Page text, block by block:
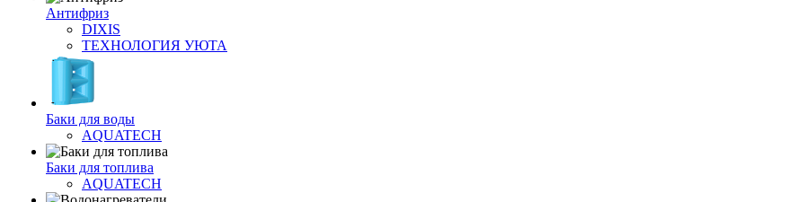
Антифриз
DIXIS
ТЕХНОЛОГИЯ УЮТА
Баки для воды
AQUATECH
Баки для топлива
AQUATECH